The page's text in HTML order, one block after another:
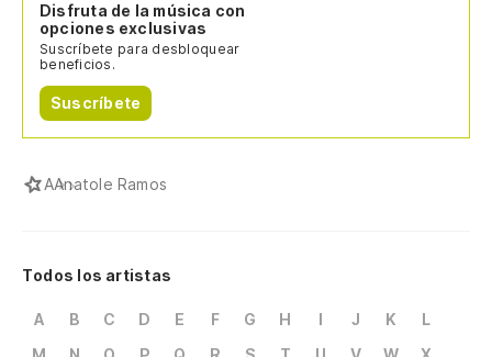
Disfruta de la música con
opciones exclusivas
Suscríbete para desbloquear
beneficios.
Suscríbete
AAnatole Ramos
Todos los artistas
A B C D E F G H I J K
L